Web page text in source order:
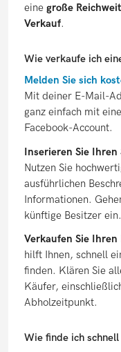
eine große
Verkauf.
Wie verkaufe ich
Melden Sie sich
Mit deiner E-Mail-
ganz einfach mit
Facebook-Account.
Inserieren Sie Ihren
Nutzen Sie
ausführlichen
Informationen.
künftige Besitzer ein.
Verkaufen Sie
hilft Ihnen, schnell
finden. Klären Sie
Käufer,
Abholzeitpunkt.
Wie finde ich